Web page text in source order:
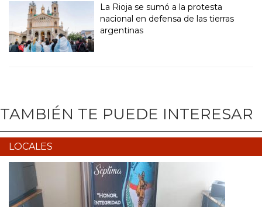
La Rioja se sumó a la protesta
nacional en defensa de las tierras
argentinas
TAMBIÉN TE PUEDE INTERESAR
LOCALES